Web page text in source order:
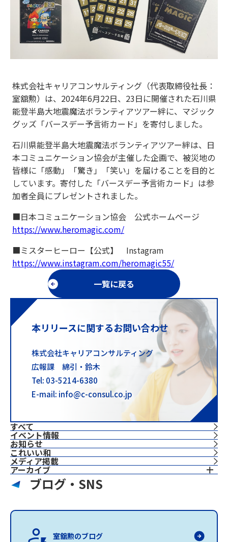
すべて
イベント情報
お知らせ
これいい和
⁨⁩メディア掲載
アーカイブ
株式会社キャリアコンサルティング（代表取締役社長：
室舘勲）は、2024年6月22日、23日に開催された石川県
能登半島大地震魔法ボランティアツアー絆に、マジック
グッズ「バースデー予言術カード」を寄付しました。
石川県能登半島大地震魔法ボランティアツアー絆は、日
本コミュニケーション協会が主催した企画で、被災地の
皆様に「感動」「驚き」「笑い」を届けることを目的と
しています。寄付した「バースデー予言術カード」は参
加者全員にプレゼントされました。
■日本コミュニケーション協会 公式ホームページ
https://www.heromagic.com/
■ミスターヒーロー【公式】 Instagram
https://www.instagram.com/heromagic55/
一覧に戻る
本リリースに関するお問い合わせ
株式会社キャリアコンサルティング
広報課 綿引・鈴木
Tel: 03-5214-6380
E-mail: info@c-consul.co.jp
ブログ・SNS
室舘勲のブログ